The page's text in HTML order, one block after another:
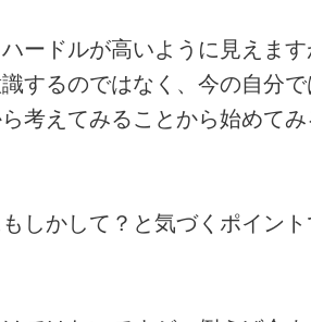
ードルが高いように見えま
するのではなく、今の自分
考えてみることから始めて
しかして？と気づくポイン